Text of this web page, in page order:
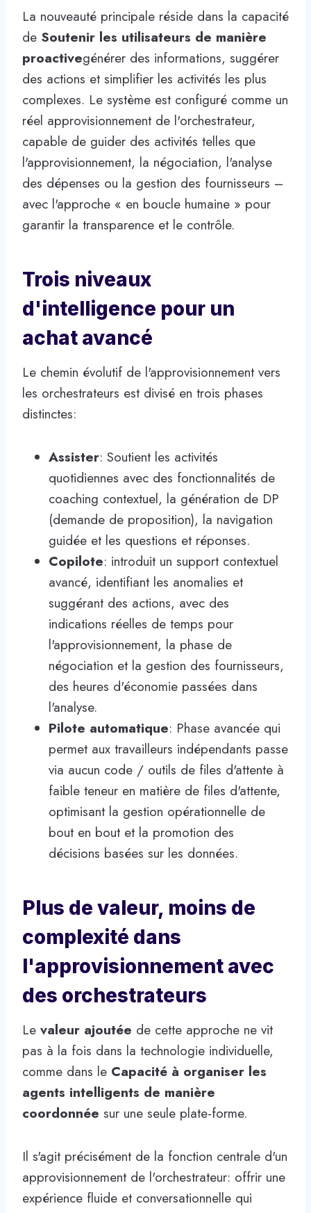
La nouveauté principale réside dans la capacité
de Soutenir les utilisateurs de manière
proactivegénérer des informations, suggérer
des actions et simplifier les activités les plus
complexes. Le système est configuré comme un
réel approvisionnement de l'orchestrateur,
capable de guider des activités telles que
l'approvisionnement, la négociation, l'analyse
des dépenses ou la gestion des fournisseurs –
avec l'approche « en boucle humaine » pour
garantir la transparence et le contrôle.
Trois niveaux
d'intelligence pour un
achat avancé
Le chemin évolutif de l'approvisionnement vers
les orchestrateurs est divisé en trois phases
distinctes:
Assister: Soutient les activités
quotidiennes avec des fonctionnalités de
coaching contextuel, la génération de DP
(demande de proposition), la navigation
guidée et les questions et réponses.
Copilote: introduit un support contextuel
avancé, identifiant les anomalies et
suggérant des actions, avec des
indications réelles de temps pour
l'approvisionnement, la phase de
négociation et la gestion des fournisseurs,
des heures d'économie passées dans
l'analyse.
Pilote automatique: Phase avancée qui
permet aux travailleurs indépendants passe
via aucun code / outils de files d'attente à
faible teneur en matière de files d'attente,
optimisant la gestion opérationnelle de
bout en bout et la promotion des
décisions basées sur les données.
Plus de valeur, moins de
complexité dans
l'approvisionnement avec
des orchestrateurs
Le valeur ajoutée de cette approche ne vit
pas à la fois dans la technologie individuelle,
comme dans le Capacité à organiser les
agents intelligents de manière
coordonnée sur une seule plate-forme.
Il s'agit précisément de la fonction centrale d'un
approvisionnement de l'orchestrateur: offrir une
expérience fluide et conversationnelle qui